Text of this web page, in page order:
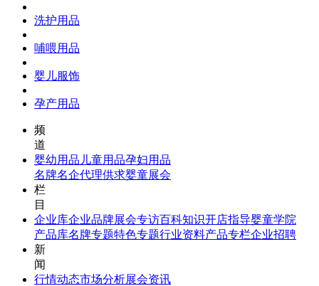
洗护用品
哺喂用品
婴儿服饰
孕产用品
频
道
婴幼用品 儿童用品孕妇用品
名牌名企代理供求婴童展会
栏
目
企业库企业品牌展会专访百科知识开店指导婴童学院
产品库名牌专题特色专题行业资料产品专栏企业招聘
新
闻
行情动态市场分析展会资讯